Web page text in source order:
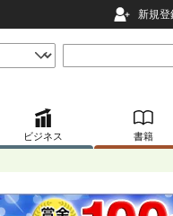
新規登
ビジネス 書籍